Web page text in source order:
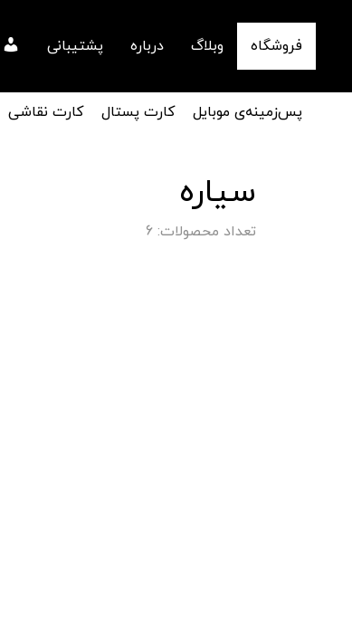
فروشگاه وبلاگ درباره پشتیبانی
پس‌زمینه‌ی موبایل کارت پستال کارت نقاشی
سیاره
تعداد محصولات: 6